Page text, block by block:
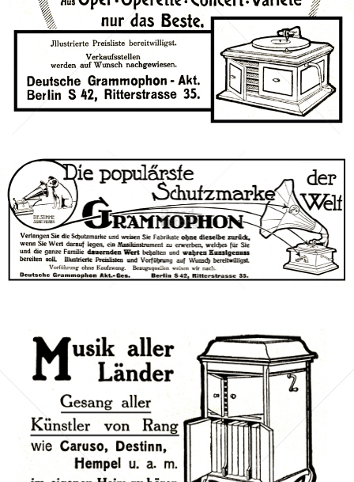
Deutsche Grammophon
1911
Bild-ID: 42340
Deutsche Grammophon Akt.-Ges., Berlin
Deutsche Grammophon
1911 Bild-ID: 42463